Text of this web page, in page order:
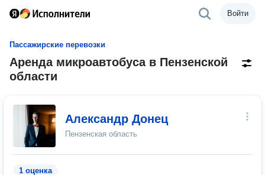
Войти
Пассажирские перевозки
Аренда микроавтобуса в Пензенской
области
Александр Донец
Пензенская область
1 оценка